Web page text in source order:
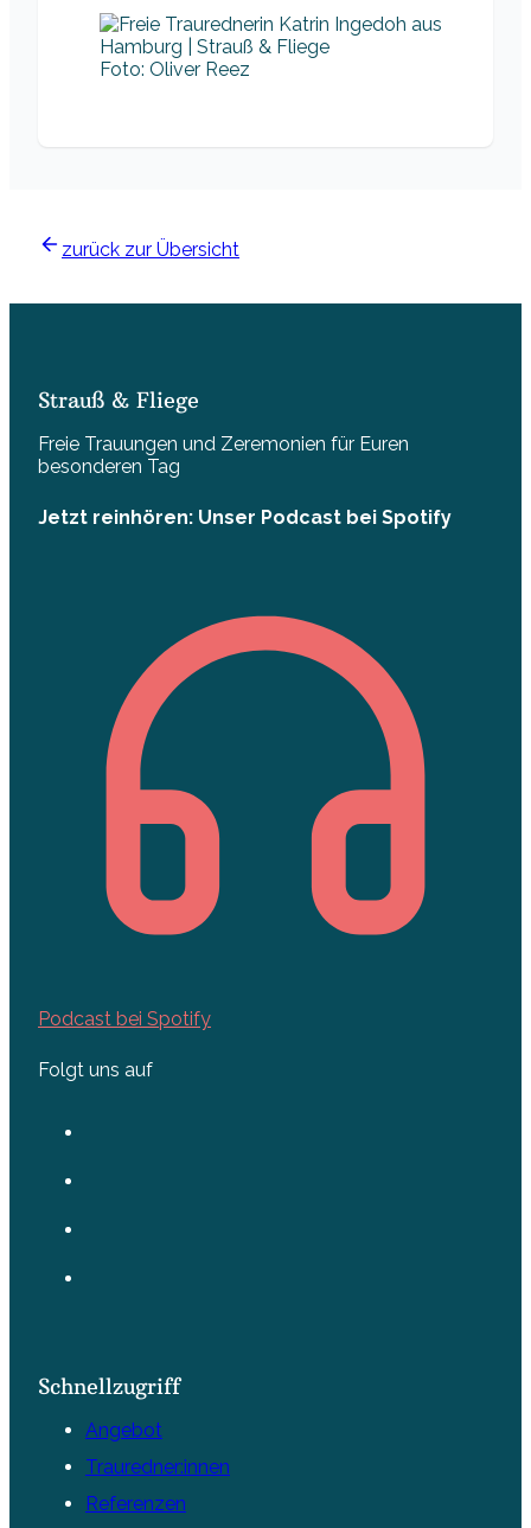
Foto: Oliver Reez
zurück zur Übersicht
Strauß & Fliege
Freie Trauungen und Zeremonien für Euren
besonderen Tag
Jetzt reinhören: Unser Podcast bei Spotify
Podcast bei Spotify
Folgt uns auf
Schnellzugriff
Angebot
Trauredner:innen
Referenzen